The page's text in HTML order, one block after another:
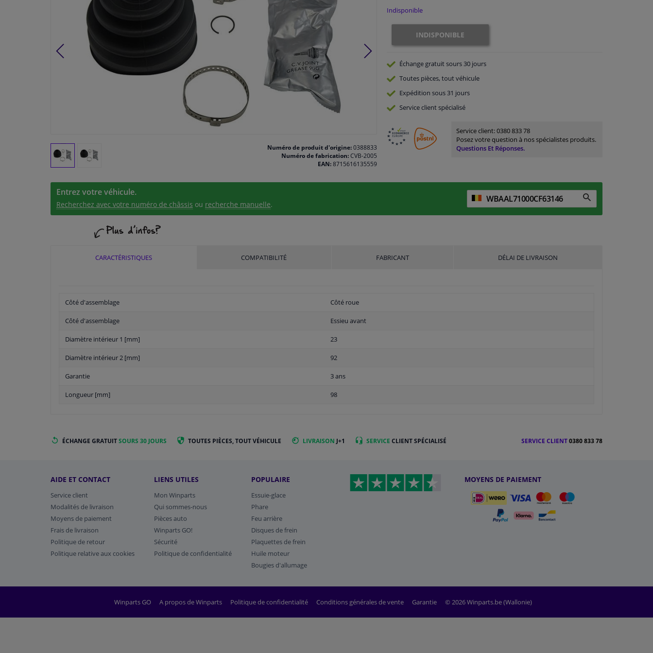
Numéro de produit d'origine:0388833
Numéro de fabrication:CVB-2005
EAN:8715616135559
Indisponible
INDISPONIBLE
Échange gratuitsours 30 jours
Toutes pièces, tout véhicule
Expédition sous 31 jours
Serviceclient spécialisé
Service client:0380 833 78
Posez votre question à nos spécialistes produits.
Questions Et Réponses.
Entrez votre véhicule.
Recherchez avec votre numéro de châssis ou recherche manuelle.
CARACTÉRISTIQUES COMPATIBILITÉ FABRICANT DÉLAI DE LIVRAISON
Côté d'assemblage Côté roue
Côté d'assemblage Essieu avant
Diamètre intérieur 1 [mm] 23
Diamètre intérieur 2 [mm] 92
Garantie 3 ans
Longueur [mm] 98
ÉCHANGE GRATUITSOURS 30 JOURS TOUTES PIÈCES, TOUT VÉHICULE LIVRAISON J+1 SERVICE CLIENT SPÉCIALISÉ SERVICE CLIENT0380 833 78
AIDE ET CONTACT
Service client
Modalités de livraison
Moyens de paiement
Frais de livraison
Politique de retour
Politique relative aux cookies
LIENS UTILES
Mon Winparts
Qui sommes-nous
Pièces auto
Winparts GO!
Sécurité
Politique de confidentialité
POPULAIRE
Essuie-glace
Phare
Feu arrière
Disques de frein
Plaquettes de frein
Huile moteur
Bougies d'allumage
MOYENS DE PAIEMENT
Winparts GO A propos de Winparts Politique de confidentialité Conditions générales de vente Garantie © 2026 Winparts.be (Wallonie)